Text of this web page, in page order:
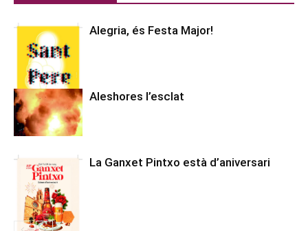
Alegria, és Festa Major!
Aleshores l’esclat
La Ganxet Pintxo està d’aniversari